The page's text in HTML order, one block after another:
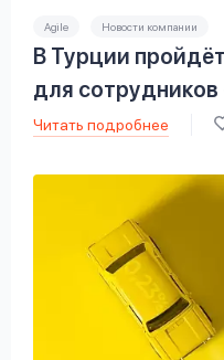
Agile Новости компании
В Турции
для
Читать подробнее